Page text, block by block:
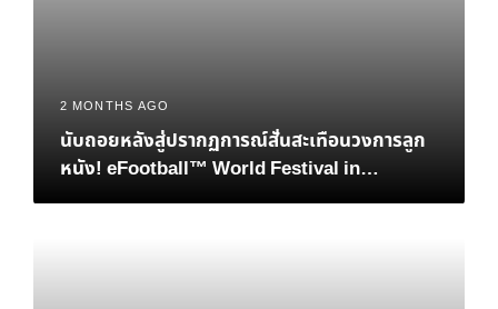
2 MONTHS AGO
นับถอยหลังสู่ปรากฏการณ์สั่นสะเทือนวงการลูก
หนัง! eFootball™ World Festival in
Bangkok เมื่อตำนาน “เวย์น รูนีย์” และอนาคต